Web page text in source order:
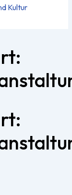
Kultur